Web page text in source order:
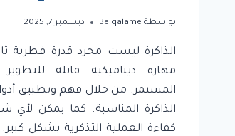
بواسطة Belqalame ديسمبر 7, 2025
الذاكرة ليست مجرد قدرة فطرية
مهارة ديناميكية قابلة
المستمر. من خلال فهم وتطبيق
الذاكرة المناسبة. كما يمكن
كفاءة العملية التذكرية بشكل